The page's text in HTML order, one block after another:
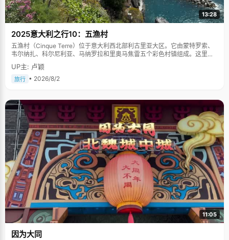
13:28
2025意大利之行10：五渔村
五渔村（Cinque Terre）位于意大利西北部利古里亚大区。它由蒙特罗索、
韦尔纳扎、科尔尼利亚、马纳罗拉和里奥马焦雷五个彩色村镇组成。这里依
山傍海，房屋色彩斑斓，1997年被列为世界文化遗产。
UP主: 卢颖
旅行 • 2026/8/2
11:05
因为大同